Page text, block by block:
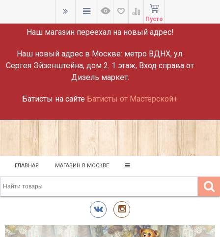
ВНИМАНИЕ!
Наш магазин переехал на новый адрес!
Наш новый адрес в Москве: метро ВДНХ, ул.
Сергея Эйзенштейна, дом 2. 1 этаж, Вход справа от
Дизель маркет.
Батисты на сайте Батисты от Мастерской+
Пусто
ГЛАВНАЯ МАГАЗИН В МОСКВЕ